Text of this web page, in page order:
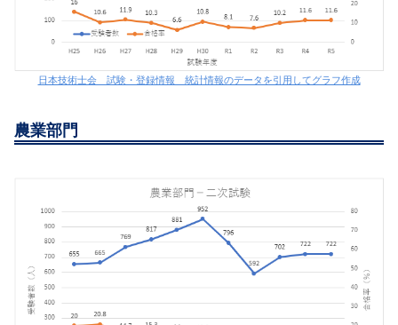
日本技術士会 試験・登録情報 統計情報のデータを引用してグラフ作成
農業部門